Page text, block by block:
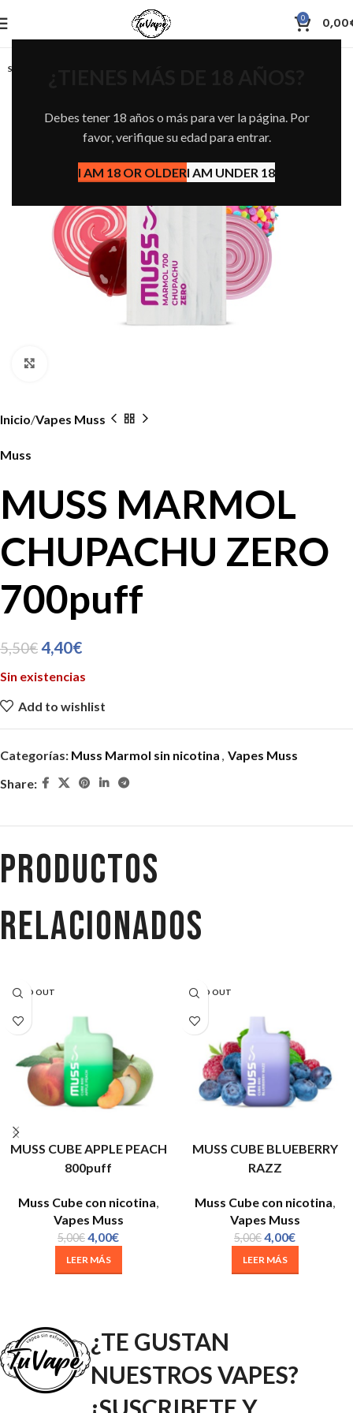
Debes tener 18 años o más para ver la página. Por
favor, verifique su edad para entrar.
I AM 18 OR OLDERI AM UNDER 18
0 0,00
SOLD OUT
Inicio Vapes Muss
Muss
MUSS MARMOL
CHUPACHU ZERO
700puff
5,50€4,40€
Sin existencias
Add to wishlist
Categorías: Muss Marmol sin nicotina , Vapes Muss
Share:
Productos
relacionados
SOLD OUT
MUSS CUBE APPLE PEACH
800puff
Muss Cube con nicotina,
Vapes Muss
5,00€4,00€
LEER MÁS
SOLD OUT
MUSS CUBE BLUEBERRY
RAZZ
Muss Cube con nicotina,
Vapes Muss
5,00€4,00€
LEER MÁS
¿TE GUSTAN
NUESTROS VAPES?